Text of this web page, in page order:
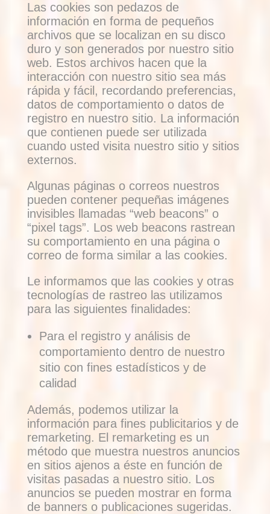
Las cookies son pedazos de
información en forma de pequeños
archivos que se localizan en su disco
duro y son generados por nuestro sitio
web. Estos archivos hacen que la
interacción con nuestro sitio sea más
rápida y fácil, recordando preferencias,
datos de comportamiento o datos de
registro en nuestro sitio. La información
que contienen puede ser utilizada
cuando usted visita nuestro sitio y sitios
externos.
Algunas páginas o correos nuestros
pueden contener pequeñas imágenes
invisibles llamadas “web beacons” o
“pixel tags”. Los web beacons rastrean
su comportamiento en una página o
correo de forma similar a las cookies.
Le informamos que las cookies y otras
tecnologías de rastreo las utilizamos
para las siguientes finalidades:
Para el registro y análisis de
comportamiento dentro de nuestro
sitio con fines estadísticos y de
calidad
Además, podemos utilizar la
información para fines publicitarios y de
remarketing. El remarketing es un
método que muestra nuestros anuncios
en sitios ajenos a éste en función de
visitas pasadas a nuestro sitio. Los
anuncios se pueden mostrar en forma
de banners o publicaciones sugeridas.